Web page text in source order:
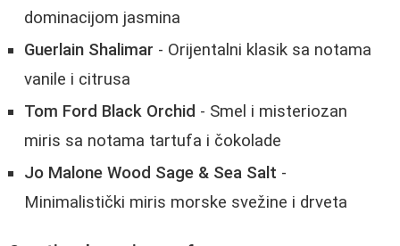
dominacijom jasmina
Guerlain Shalimar - Orijentalni klasik sa notama
vanile i citrusa
Tom Ford Black Orchid - Smel i misteriozan
miris sa notama tartufa i čokolade
Jo Malone Wood Sage & Sea Salt -
Minimalistički miris morske svežine i drveta